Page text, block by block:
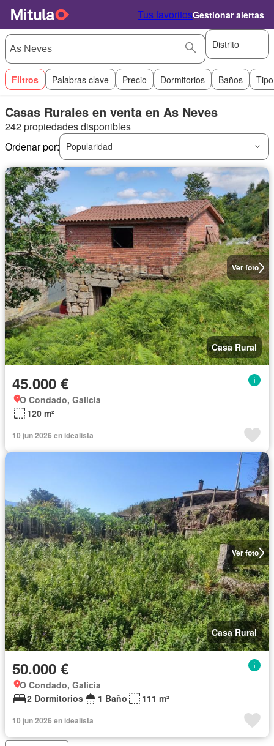
Tus favoritosGestionar alertas
Distrito
Filtros Palabras clave Precio Dormitorios Baños
Casas Rurales en venta en As Neves
242 propiedades disponibles
Ordenar por:
Popularidad
Ver foto
Casa Rural
45.000 €
O Condado, Galicia
120 m²
10 jun 2026 en idealista
Ver foto
Casa Rural
50.000 €
O Condado, Galicia
2 Dormitorios
1 Baño 111 m²
10 jun 2026 en idealista